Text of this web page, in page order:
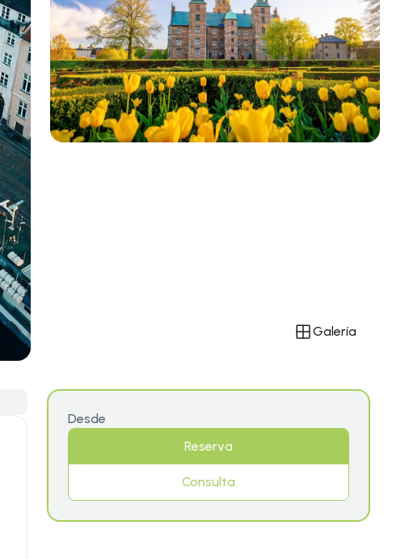
Galería
Desde
Reserva
Consulta